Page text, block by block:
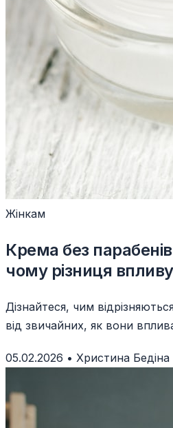
Жінкам
Крема без
чому різниця
Дізнайтеся, чим
від звичайних, як вони
05.02.2026 • Христина Бедіна